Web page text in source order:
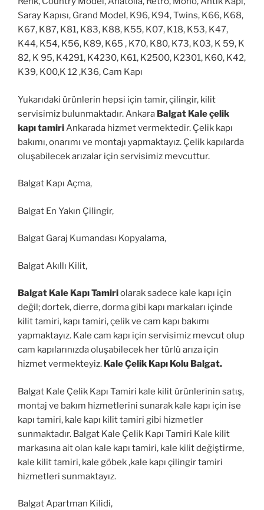
Saray Kapısı, Grand Model, K96, K94, Twins, K66, K68,
K67, K87, K81, K83, K88, K55, K07, K18, K53, K47,
K44, K54, K56, K89, K65 , K70, K80, K73, K03, K 59, K
82, K 95, K4291, K4230, K61, K2500, K2301, K60, K42,
K39, K00,K 12 ,K36, Cam Kapı
Yukarıdaki ürünlerin hepsi için tamir, çilingir, kilit
servisimiz bulunmaktadır. Ankara Balgat Kale çelik
kapı tamiri Ankarada hizmet vermektedir. Çelik kapı
bakımı, onarımı ve montajı yapmaktayız. Çelik kapılarda
oluşabilecek arızalar için servisimiz mevcuttur.
Balgat Kapı Açma,
Balgat En Yakın Çilingir,
Balgat Garaj Kumandası Kopyalama,
Balgat Akıllı Kilit,
Balgat Kale Kapı Tamiriolarak sadece kale kapı için
değil; dortek, dierre, dorma gibi kapı markaları içinde
kilit tamiri, kapı tamiri, çelik ve cam kapı bakımı
yapmaktayız. Kale cam kapı için servisimiz mevcut olup
cam kapılarınızda oluşabilecek her türlü arıza için
hizmet vermekteyiz. Kale Çelik Kapı Kolu Balgat.
Balgat Kale Çelik Kapı Tamiri kale kilit ürünlerinin satış,
montaj ve bakım hizmetlerini sunarak kale kapı için ise
kapı tamiri, kale kapı kilit tamiri gibi hizmetler
sunmaktadır. Balgat Kale Çelik Kapı Tamiri Kale kilit
markasına ait olan kale kapı tamiri, kale kilit değiştirme,
kale kilit tamiri, kale göbek ,kale kapı çilingir tamiri
hizmetleri sunmaktayız.
Balgat Apartman Kilidi,